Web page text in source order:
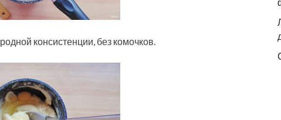
консистенции, без комочков.